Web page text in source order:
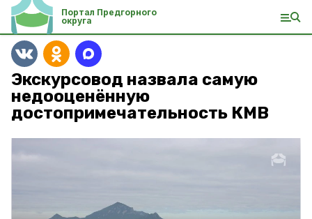
Портал Предгорного
округа
Экскурсовод назвала самую
недооценённую
достопримечательность КМВ